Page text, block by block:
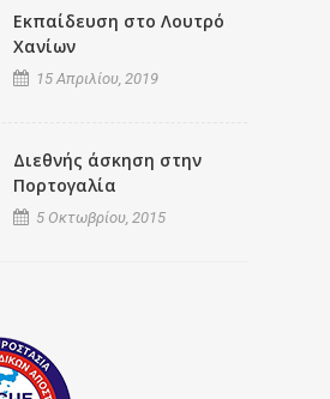
Εκπαίδευση στο Λουτρό
Χανίων
15 Απριλίου, 2019
Διεθνής άσκηση στην
Πορτογαλία
5 Οκτωβρίου, 2015